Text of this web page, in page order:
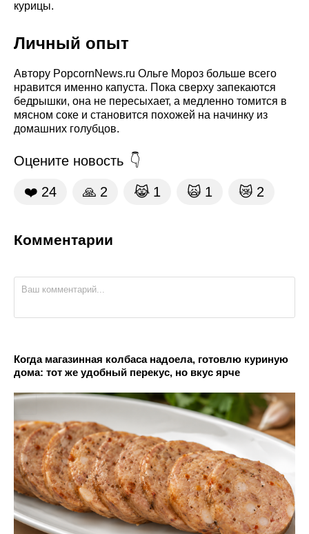
курицы.
Личный опыт
Автору PopcornNews.ru Ольге Мороз больше всего
нравится именно капуста. Пока сверху запекаются
бедрышки, она не пересыхает, а медленно томится в
мясном соке и становится похожей на начинку из
домашних голубцов.
Оцените новость
❤️ 24 🙏 2 😹 1 🙀 1 😿 2
Комментарии
Когда магазинная колбаса надоела, готовлю куриную
дома: тот же удобный перекус, но вкус ярче